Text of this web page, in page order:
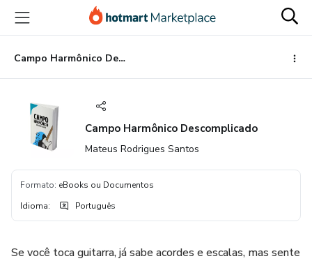
para
conteúdo
principal
para
pagamento
para
rodapé
Campo Harmônico Descomplicado
Campo Harmônico Descomplicado
Mateus Rodrigues Santos
Formato: eBooks ou Documentos
Idioma: Português
Se você toca guitarra, já sabe acordes e escalas, mas sente